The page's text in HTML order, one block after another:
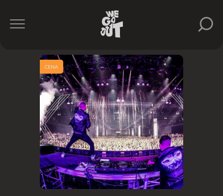
CENA